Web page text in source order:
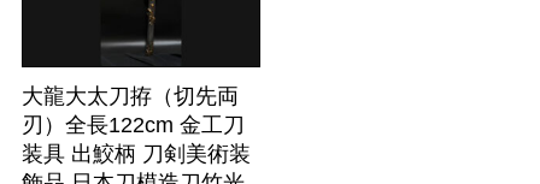
大龍大太刀拵（切先両
刃）全長122cm 金工刀
装具 出鮫柄 刀剣美術装